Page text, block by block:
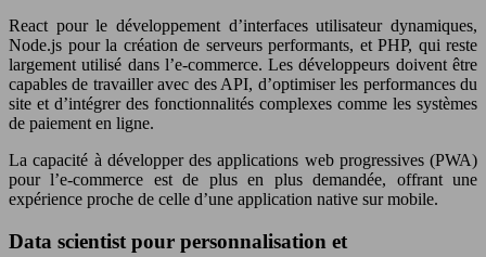
React pour le développement d’interfaces utilisateur dynamiques,
Node.js pour la création de serveurs performants, et PHP, qui reste
largement utilisé dans l’e-commerce. Les développeurs doivent être
capables de travailler avec des API, d’optimiser les performances du
site et d’intégrer des fonctionnalités complexes comme les systèmes
de paiement en ligne.
La capacité à développer des applications web progressives (PWA)
pour l’e-commerce est de plus en plus demandée, offrant une
expérience proche de celle d’une application native sur mobile.
Data scientist pour personnalisation et